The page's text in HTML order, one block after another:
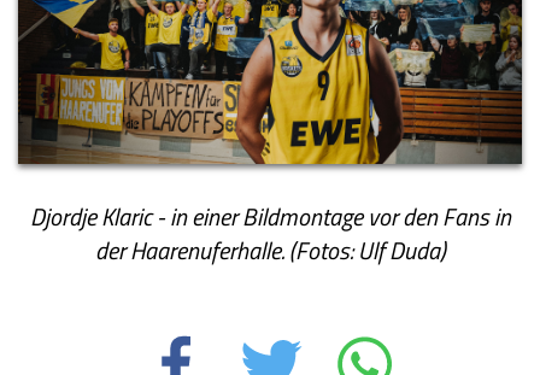
Djordje Klaric - in einer Bildmontage vor den Fans in
der Haarenuferhalle. (Fotos: Ulf Duda)